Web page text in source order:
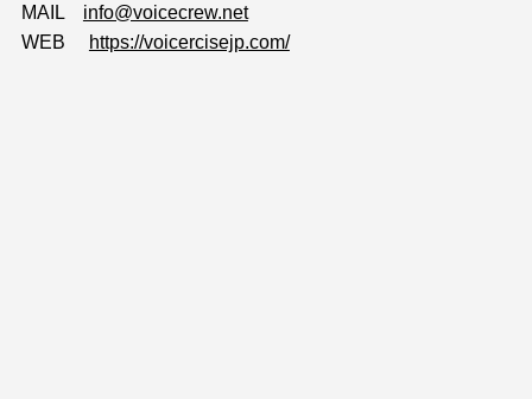
MAIL info@voicecrew.net
WEB
https://voicercisejp.com/